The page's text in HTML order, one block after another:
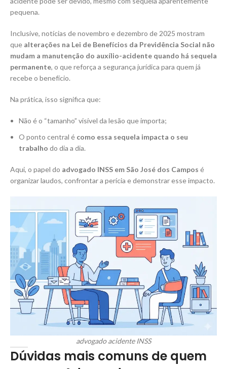
pequena.
Inclusive, notícias de novembro e dezembro de 2025 mostram
que alterações na Lei de Benefícios da Previdência Social não
mudam a manutenção do auxílio-acidente quando há sequela
permanente, o que reforça a segurança jurídica para quem já
recebe o benefício.
Na prática, isso significa que:
Não é o “tamanho” visível da lesão que importa;
O ponto central é como essa sequela impacta o seu
trabalho do dia a dia.
Aqui, o papel do advogado INSS em São José dos Campos é
organizar laudos, confrontar a perícia e demonstrar esse impacto.
advogado acidente INSS
Dúvidas mais comuns de quem